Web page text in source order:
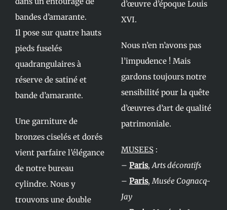
bandes d’amarante.
Il pose sur quatre hauts
pieds fuselés
quadrangulaires à
réserve de satiné et
bande d’amarante.
Une garniture de
bronzes ciselés et dorés
vient parfaire l’élégance
de notre bureau
cylindre. Nous y
trouvons une double
d’œuvre d’époque Louis
XVI.
Nous n’en n’avons pas
l’impudence ! Mais
gardons toujours notre
sensibilité pour la quête
d’œuvres d’art de qualité
patrimoniale.
MUSEES :
– Paris,Arts décoratifs
– Paris,Musée Cognacq-
Jay